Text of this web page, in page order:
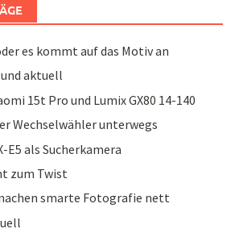
es kommt auf das Motiv an
aktuell
15t Pro und Lumix GX80 14-140
Wechselwähler unterwegs
E5 als Sucherkamera
zum Twist
smarte Fotografie nett